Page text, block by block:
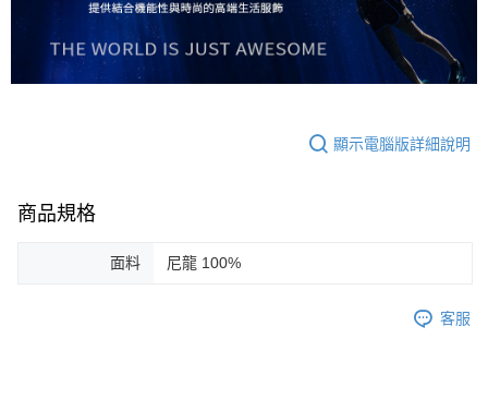
顯示電腦版詳細說明
商品規格
面料 尼龍 100%
客服